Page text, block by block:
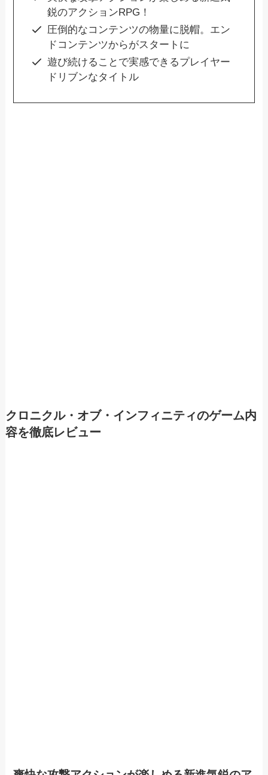
鋭のアクションRPG！
圧倒的なコンテンツの物量に脱帽。エン
ドコンテンツからがスタートに
遊び続けることで実感できるプレイヤー
ドリブンなタイトル
クロニクル・オブ・インフィニティのゲーム内
容を徹底レビュー